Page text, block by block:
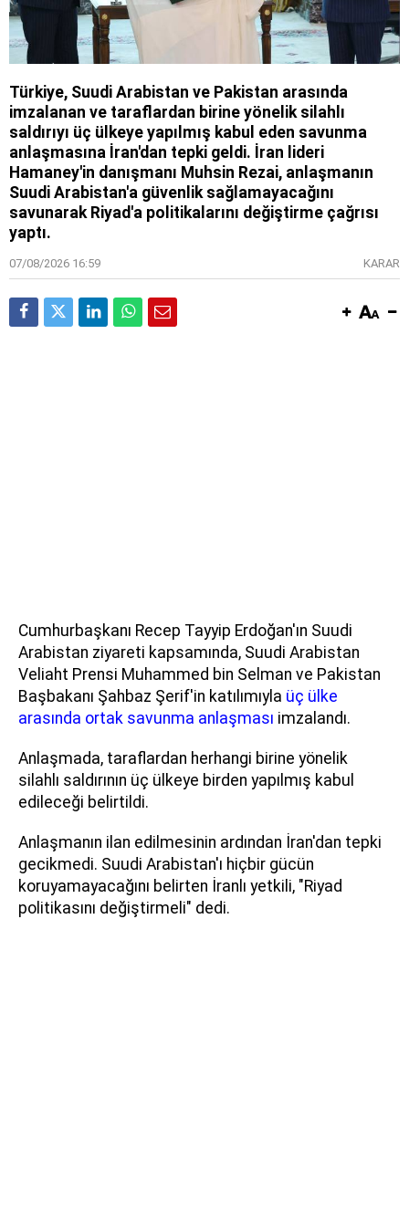
Türkiye, Suudi Arabistan ve Pakistan arasında
imzalanan ve taraflardan birine yönelik silahlı
saldırıyı üç ülkeye yapılmış kabul eden savunma
anlaşmasına İran'dan tepki geldi. İran lideri
Hamaney'in danışmanı Muhsin Rezai, anlaşmanın
Suudi Arabistan'a güvenlik sağlamayacağını
savunarak Riyad'a politikalarını değiştirme çağrısı
yaptı.
07/08/2026 16:59 KARAR
Cumhurbaşkanı Recep Tayyip Erdoğan'ın Suudi
Arabistan ziyareti kapsamında, Suudi Arabistan
Veliaht Prensi Muhammed bin Selman ve Pakistan
Başbakanı Şahbaz Şerif'in katılımıyla üç ülke
arasında ortak savunma anlaşması imzalandı.
Anlaşmada, taraflardan herhangi birine yönelik
silahlı saldırının üç ülkeye birden yapılmış kabul
edileceği belirtildi.
Anlaşmanın ilan edilmesinin ardından İran'dan tepki
gecikmedi. Suudi Arabistan'ı hiçbir gücün
koruyamayacağını belirten İranlı yetkili, "Riyad
politikasını değiştirmeli" dedi.